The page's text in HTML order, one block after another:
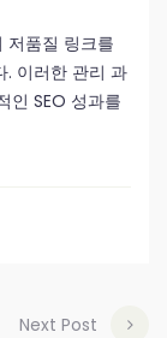
품질 링크를
. 이러한 관리 과
인 SEO 성과를
Next Post